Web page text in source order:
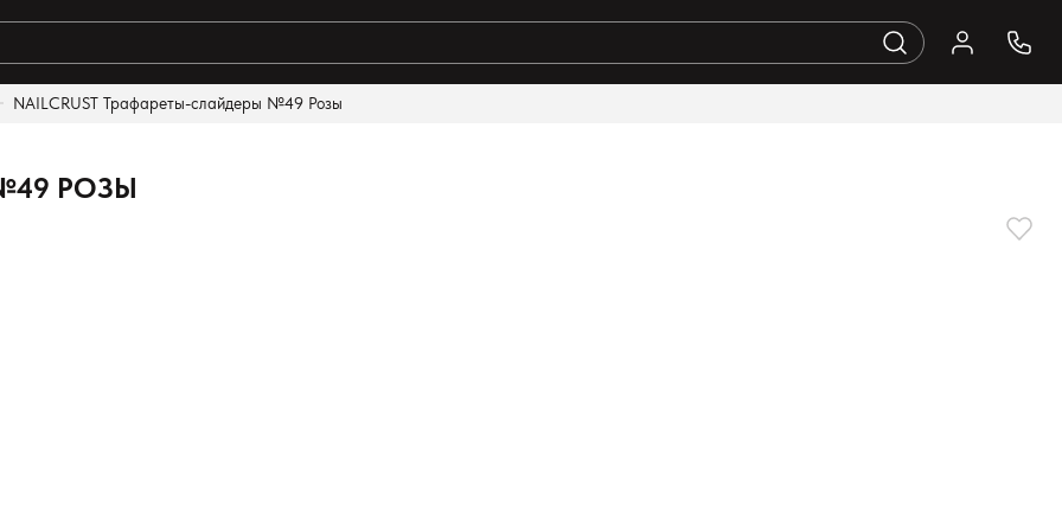
NAILCRUST Трафареты-слайдеры №49 Розы
РОЗЫ